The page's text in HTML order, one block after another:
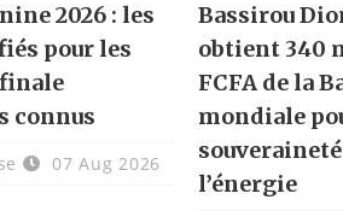
2026 : les
pour les
connus
07 Aug 2026
Bassirou
obtient 340
FCFA de la
mondiale
l’énergie